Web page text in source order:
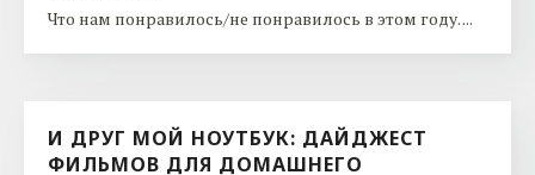
Что нам понравилось/не понравилось в этом году. ...
И ДРУГ МОЙ НОУТБУК: ДАЙДЖЕСТ
ФИЛЬМОВ ДЛЯ ДОМАШНЕГО